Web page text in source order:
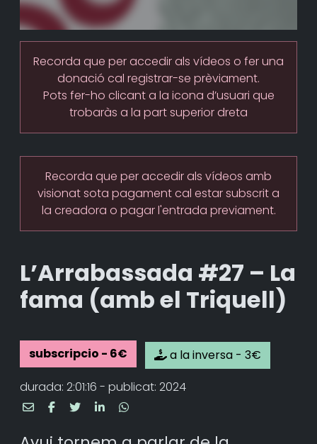
Recorda que per accedir als vídeos o fer una
donació cal registrar-se prèviament.
Pots fer-ho clicant a la icona d’usuari que
trobaràs a la part superior dreta
Recorda que per accedir als vídeos amb
visionat sota pagament cal estar subscrit a
la creadora o pagar l'entrada previament.
L’Arrabassada #27 – La
fama (amb el Triquell)
subscripcio - 6€
a la inversa - 3€
durada: 2:01:16 - publicat: 2024